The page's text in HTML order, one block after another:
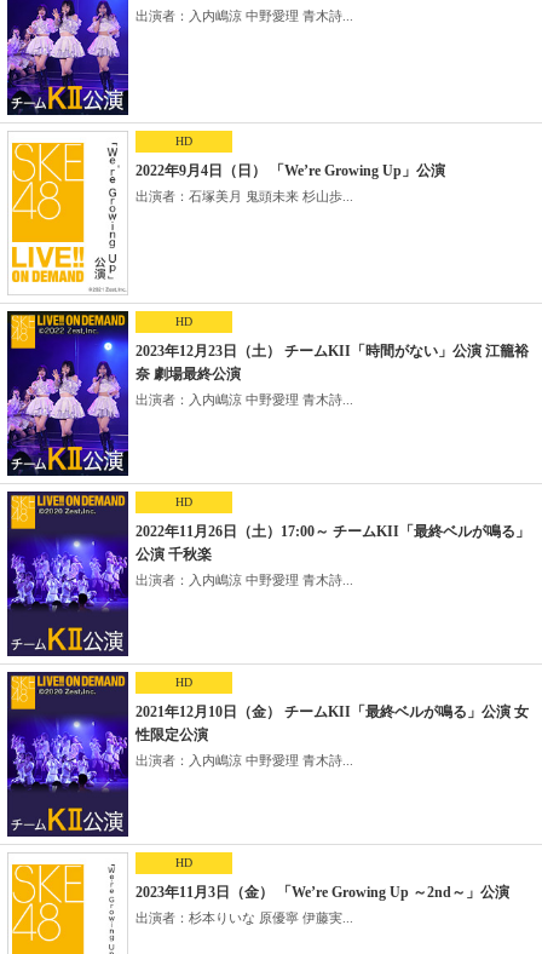
出演者：入内嶋涼 中野愛理 青木詩...
HD
2022年9月4日（日） 「We’re Growing Up」公演
出演者：石塚美月 鬼頭未来 杉山歩...
HD
2023年12月23日（土） チームKII「時間がない」公演 江籠裕
奈 劇場最終公演
出演者：入内嶋涼 中野愛理 青木詩...
HD
2022年11月26日（土）17:00～ チームKII「最終ベルが鳴る」
公演 千秋楽
出演者：入内嶋涼 中野愛理 青木詩...
HD
2021年12月10日（金） チームKII「最終ベルが鳴る」公演 女
性限定公演
出演者：入内嶋涼 中野愛理 青木詩...
HD
2023年11月3日（金） 「We’re Growing Up ～2nd～」公演
出演者：杉本りいな 原優寧 伊藤実...